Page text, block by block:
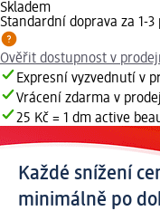
Skladem
Standardní doprava za 1-
Ověřit dostupnost v
Expresní vyzvednutí v
Vrácení zdarma v
25 Kč = 1 dm active
Každé snížení
minimálně po